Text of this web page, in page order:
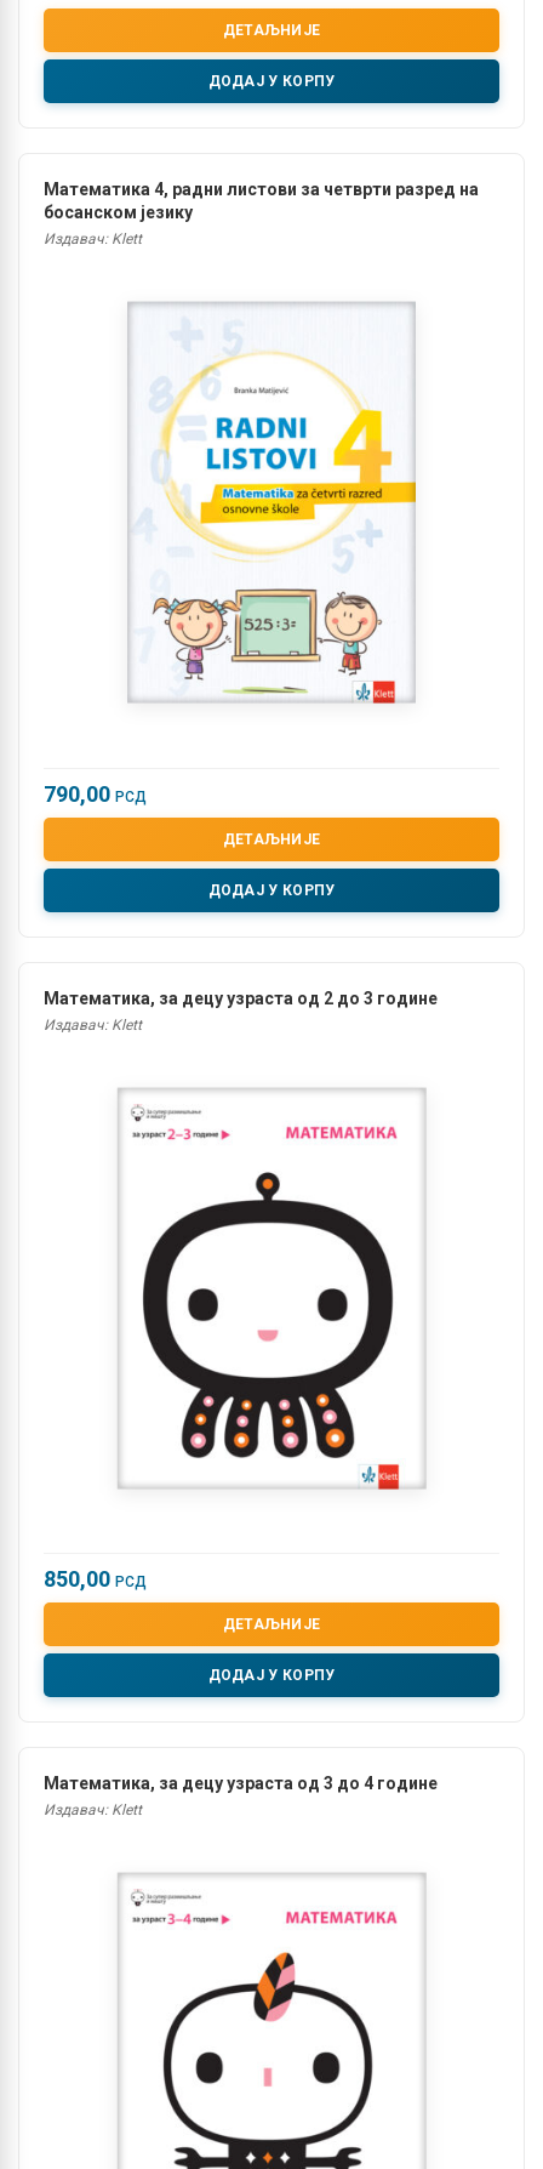
ДЕТАЉНИЈЕ
ДОДАЈ У КОРПУ
Математика 4, радни листови за четврти разред на
босанском језику
Издавач: Klett
790,00 РСД
ДЕТАЉНИЈЕ
ДОДАЈ У КОРПУ
Математика, за децу узраста од 2 до 3 године
Издавач: Klett
850,00 РСД
ДЕТАЉНИЈЕ
ДОДАЈ У КОРПУ
Математика, за децу узраста од 3 до 4 године
Издавач: Klett